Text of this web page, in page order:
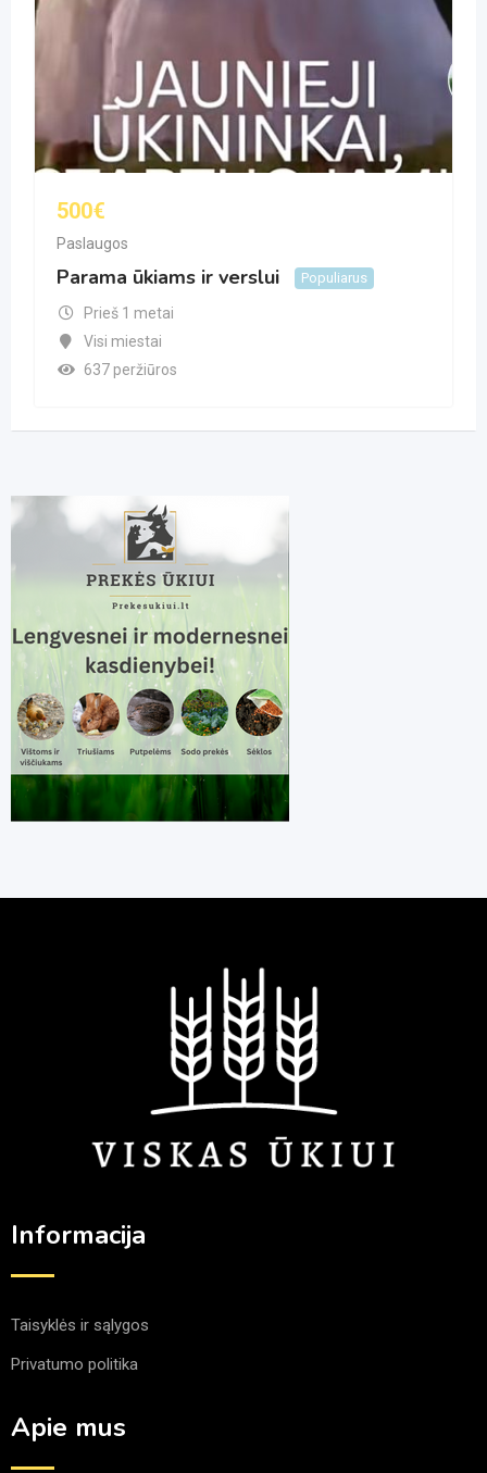
500€
Paslaugos
Parama ūkiams ir verslui Populiarus
Prieš 1 metai
Visi miestai
637 peržiūros
Informacija
Taisyklės ir sąlygos
Privatumo politika
Apie mus